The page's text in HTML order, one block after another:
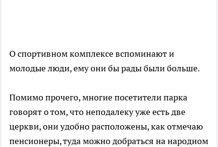
О спортивном комплексе вспоминают и
молодые люди, ему они бы рады были больше.
Помимо прочего, многие посетители парка
говорят о том, что неподалеку уже есть две
церкви, они удобно расположены, как отмечаю
пенсионеры, туда можно добраться на народном